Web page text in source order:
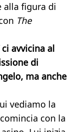
alla figura di
The
avvicina al
di
ma anche
vediamo la
con la